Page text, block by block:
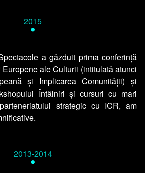
2015
•
a găzduit prima conferință
ale Culturii (intitulată atunci
și Implicarea Comunității) și
Întâlniri și cursuri cu mari
strategic cu ICR, am
2013-2014
•